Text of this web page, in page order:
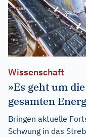
Wissenschaft
»Es geht um
gesamten
Bringen aktuelle
Schwung in das